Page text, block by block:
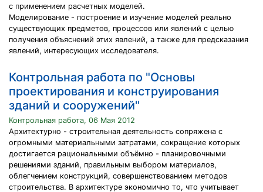
с применением расчетных моделей.
Моделирование - построение и изучение моделей реально
существующих предметов, процессов или явлений с целью
получения объяснений этих явлений, а также для предсказания
явлений, интересующих исследователя.
Контрольная работа по "Основы
проектирования и конструирования
зданий и сооружений"
Контрольная работа, 06 Мая 2012
Архитектурно - строительная деятельность сопряжена с
огромными материальными затратами, сокращение которых
достигается рациональными объёмно - планировочными
решениями зданий, правильным выбором материалов,
облегчением конструкций, совершенствованием методов
строительства. В архитектуре экономично то, что учитывает